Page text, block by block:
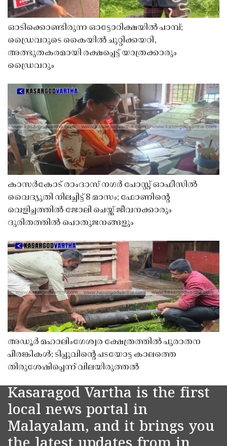
ഓടിക്കൊണ്ടിരുന്ന ഓട്ടോറിക്ഷയിൽ പാമ്പ്;
ഡ്രൈവറുടെ കൈയിൽ ചുറ്റിക്കയറി,
അത്ഭുതകരമായി രക്ഷപ്പെട്ട് യാത്രക്കാരും
ഡ്രൈവറും
കാസർകോട് രാംദാസ് നഗർ പോസ്റ്റ് ഓഫീസിൽ
വൈദ്യുതി നിലച്ചിട്ട് 8 മാസം; ഫോണിൻ്റെ
വെളിച്ചത്തിൽ ജോലി ചെയ്ത് ജീവനക്കാരും
ദുരിതത്തിൽ പൊതുജനങ്ങളും
അഡൂർ മഹാലിംഗേശ്വര ക്ഷേത്രത്തിൽ പുരാതന
പീരങ്കികൾ; ടിപ്പുവിൻ്റെ പടയോട്ട കാലത്തെ
തിരുശേഷിപ്പെന്ന് വിലയിരുത്തൽ
Kasaragod Vartha is the first
local news portal in
Malayalam, and it brings you